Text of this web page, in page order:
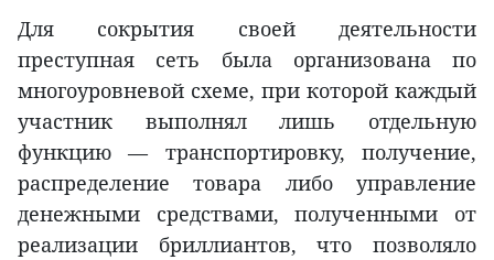
Для сокрытия своей деятельности
преступная сеть была организована по
многоуровневой схеме, при которой каждый
участник выполнял лишь отдельную
функцию — транспортировку, получение,
распределение товара либо управление
денежными средствами, полученными от
реализации бриллиантов, что позволяло